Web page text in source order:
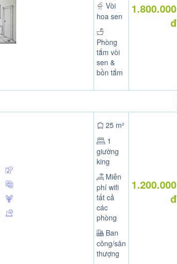
Vòi
hoa sen
Phòng
tắm vòi
sen &
bồn tắm
1.800.000
đ
25 m²
1
giường
king
Miễn
phí wifi
tất cả
các
phòng
Ban
công/sân
thượng
1.200.000
đ